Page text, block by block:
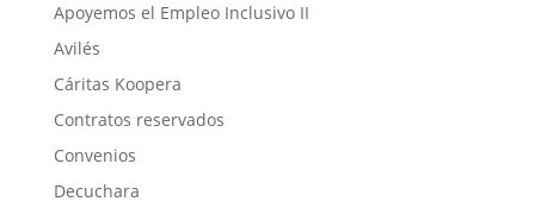
Apoyemos el Empleo Inclusivo II
Avilés
Cáritas Koopera
Contratos reservados
Convenios
Decuchara